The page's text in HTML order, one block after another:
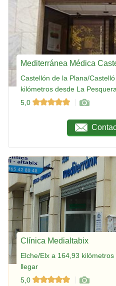
Mediterránea Médica
Castellón de la Plana/
kilómetros desde La
5,0
Clínica Medialtabix
Elche/Elx a 164,93
llegar
5,0